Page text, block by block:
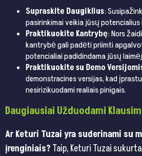
Supraskite Daugiklius:
pasirinkimai veikia jūsų potencialius
Praktikuokite Kantrybę: Nors
kantrybė gali padėti priimti
potencialiai padidindama jūsų
Praktikuokite su Demo
demonstracines versijas, kad
nesirizikuodami realiais pinigais.
Daugiausiai Užduodami
Ar Keturi Tuzai yra suderinami su
įrenginiais? Taip, Keturi Tuzai